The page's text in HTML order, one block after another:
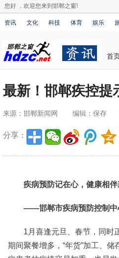
您好 ，欢迎您来到邯郸之窗!
资讯 文化 科技 体育 娱乐
首
最新！邯郸疾控提
来源：邯郸新闻网 编辑：保存
分享：
疾病预防记在心，健康相伴
——邯郸市疾病预防控制中
1月喜逢元旦、春节，同时正
期间聚餐增多，“年货”加工、